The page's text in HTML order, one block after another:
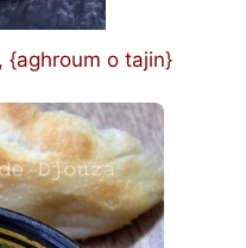
{aghroum o tajin}